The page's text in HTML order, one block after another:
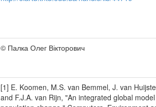
© Палка Олег Вікторович
[1] E. Koomen, M.S. van Bemmel, J. van
and F.J.A. van Rijn, "An integrated global